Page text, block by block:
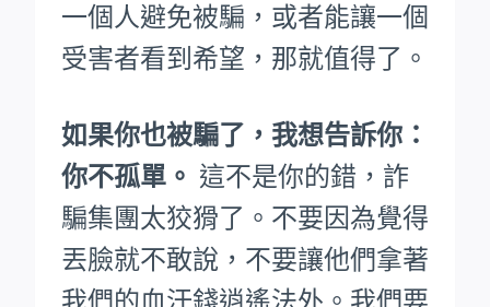
一個人避免被騙，或者能讓一個
受害者看到希望，那就值得了。
如果你也被騙了，我想告訴你：
你不孤單。 這不是你的錯，詐
騙集團太狡猾了。不要因為覺得
丟臉就不敢說，不要讓他們拿著
我們的血汗錢逍遙法外。 我們要